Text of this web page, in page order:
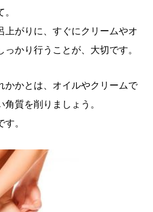
上がりに、すぐにクリームやオ
かり行うことが、大切です。
かかとは、オイルやクリームで
質を削りましょう。
。